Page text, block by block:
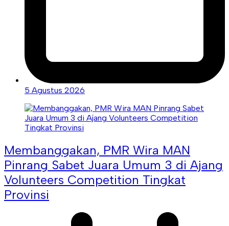
5 Agustus 2026
Membanggakan, PMR Wira MAN
Pinrang Sabet Juara Umum 3 di Ajang
Volunteers Competition Tingkat
Provinsi